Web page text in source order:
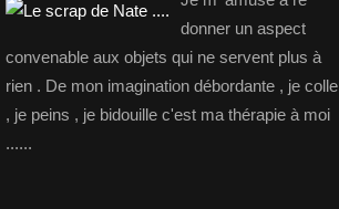
donner un aspect
convenable aux objets qui ne servent plus à
rien . De mon imagination débordante , je colle
, je peins , je bidouille c'est ma thérapie à moi
......